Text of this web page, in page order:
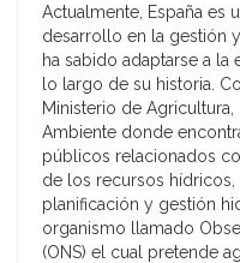
Actualmente, España es
desarrollo en la gestión
ha sabido adaptarse a la
lo largo de su historia.
Ministerio de
Ambiente donde
públicos relacionados
de los recursos
planificación y gestión
organismo llamado
(ONS) el cual pretende